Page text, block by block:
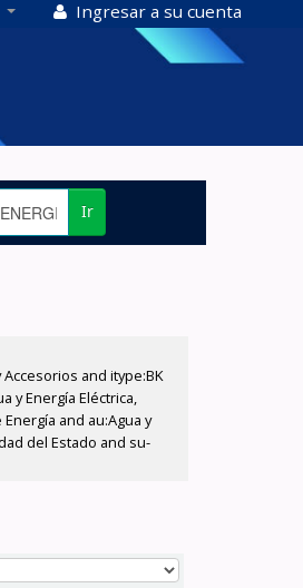
Ingresar a su cuenta
Ir
and itype:BK
y Energía Eléctrica,
and au:Agua y
del Estado and su-